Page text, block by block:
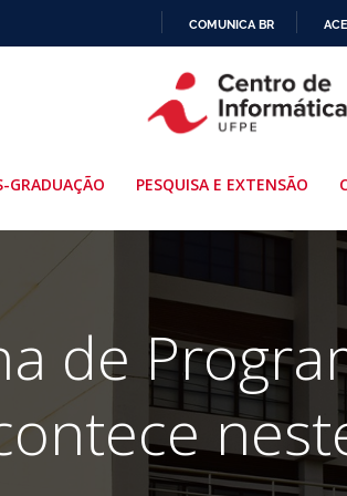
PARA
O
COMUNICA BR
GRADUAÇÃO PESQUISA E EXTENSÃO
de